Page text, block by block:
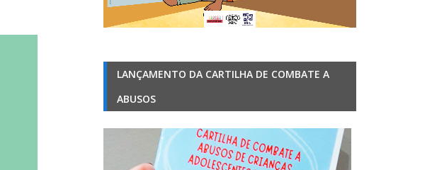
LANÇAMENTO DA CARTILHA DE COMBATE A
ABUSOS